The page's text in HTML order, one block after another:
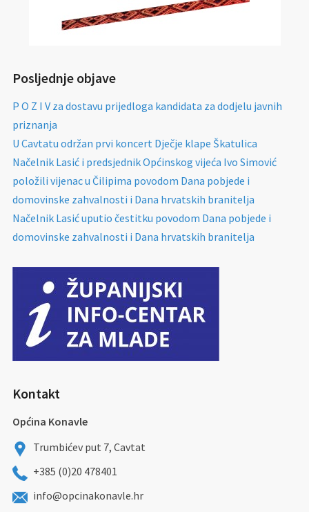
Posljednje objave
P O Z I V za dostavu prijedloga kandidata za dodjelu javnih
priznanja
U Cavtatu održan prvi koncert Dječje klape Škatulica
Načelnik Lasić i predsjednik Općinskog vijeća Ivo Simović
položili vijenac u Čilipima povodom Dana pobjede i
domovinske zahvalnosti i Dana hrvatskih branitelja
Načelnik Lasić uputio čestitku povodom Dana pobjede i
domovinske zahvalnosti i Dana hrvatskih branitelja
Kontakt
Općina Konavle
Trumbićev put 7, Cavtat
+385 (0)20 478401
info@opcinakonavle.hr